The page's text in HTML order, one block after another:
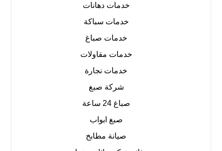
خدمات دهانات
خدمات سباكة
خدمات صباغ
خدمات مقاولات
خدمات نجارة
شركة صبغ
صباغ 24 ساعة
صبغ ابواب
صيانة مطابخ